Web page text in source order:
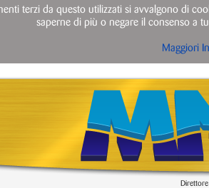
terzi da questo utilizzati si avvalgono di
saperne di più o negare il consenso a
Maggiori